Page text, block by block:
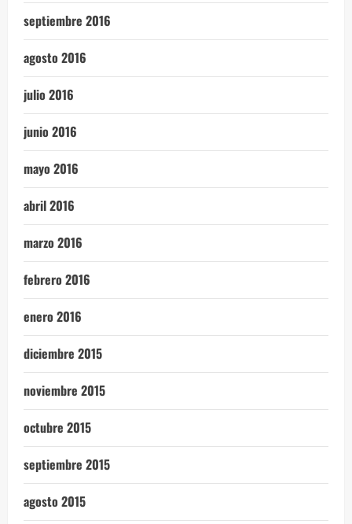
septiembre 2016
agosto 2016
julio 2016
junio 2016
mayo 2016
abril 2016
marzo 2016
febrero 2016
enero 2016
diciembre 2015
noviembre 2015
octubre 2015
septiembre 2015
agosto 2015